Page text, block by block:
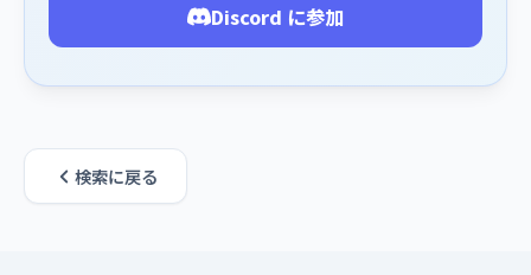
Discord に参加
検索に戻る